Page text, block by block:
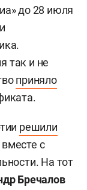
до 28 июля
так и не
приняло
решили
с
На тот
Бречалов